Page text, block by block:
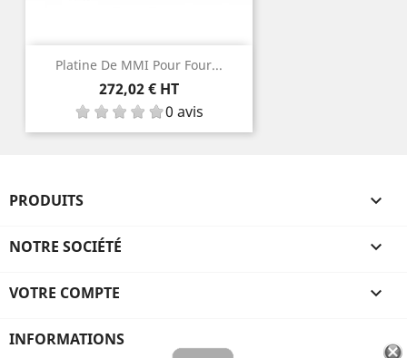
Platine De MMI Pour Four...
Prix
272,02 € HT
0 avis
PRODUITS 
NOTRE SOCIÉTÉ 
VOTRE COMPTE 
INFORMATIONS